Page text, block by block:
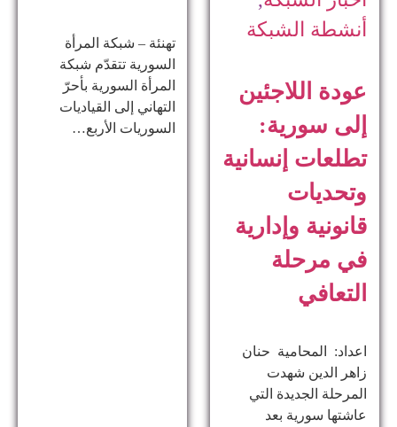
أنشطة الشبكة
عودة اللاجئين
إلى سورية:
تطلعات إنسانية
وتحديات
قانونية وإدارية
في مرحلة
التعافي
اعداد: المحامية حنان
زاهر الدين ​شهدت
المرحلة الجديدة التي
عاشتها سورية بعد
تهنئة – شبكة المرأة
السورية تتقدّم شبكة
المرأة السورية بأحرّ
التهاني إلى القياديات
السوريات الأربع…